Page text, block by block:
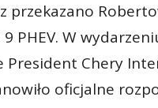
przekazano
9 PHEV. W
President Chery
oficjalne